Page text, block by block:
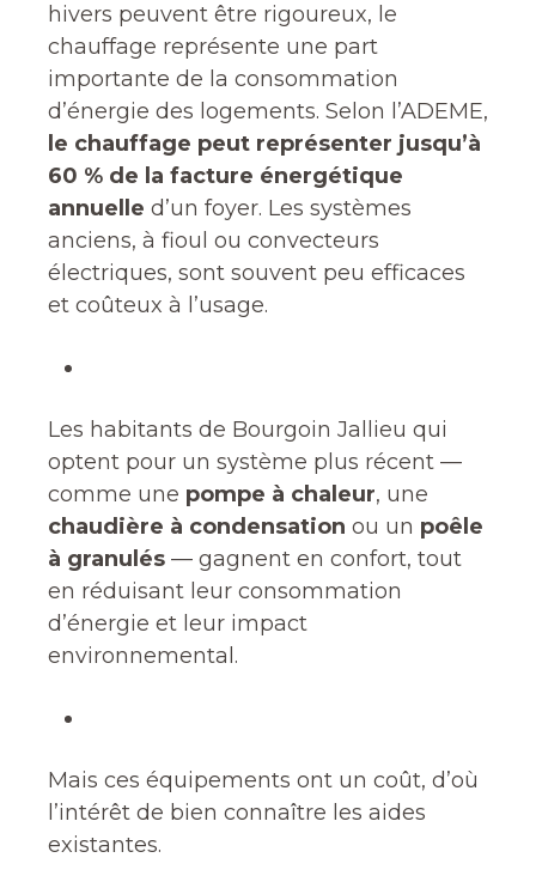
hivers peuvent être rigoureux, le
chauffage représente une part
importante de la consommation
d’énergie des logements. Selon l’ADEME,
le chauffage peut représenter jusqu’à
60 % de la facture énergétique
annuelle d’un foyer. Les systèmes
anciens, à fioul ou convecteurs
électriques, sont souvent peu efficaces
et coûteux à l’usage.
Les habitants de Bourgoin Jallieu qui
optent pour un système plus récent —
comme une pompe à chaleur, une
chaudière à condensation ou un poêle
à granulés — gagnent en confort, tout
en réduisant leur consommation
d’énergie et leur impact
environnemental.
Mais ces équipements ont un coût, d’où
l’intérêt de bien connaître les aides
existantes.